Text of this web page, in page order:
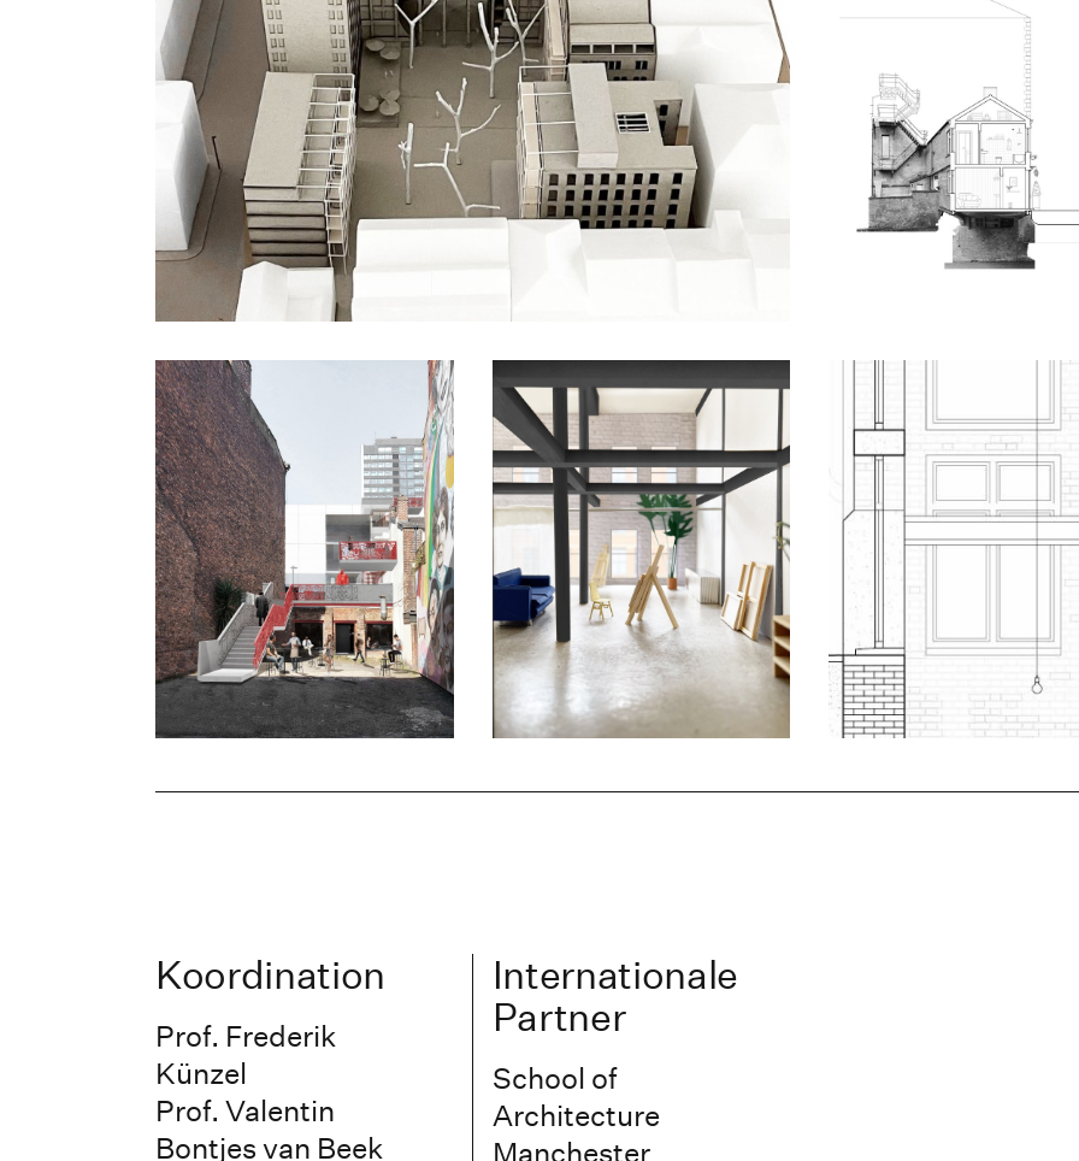
Koordination
Prof. Frederik
Künzel
Prof. Valentin
Bontjes van Beek
Internationale
Partner
School of
Architecture
Manchester